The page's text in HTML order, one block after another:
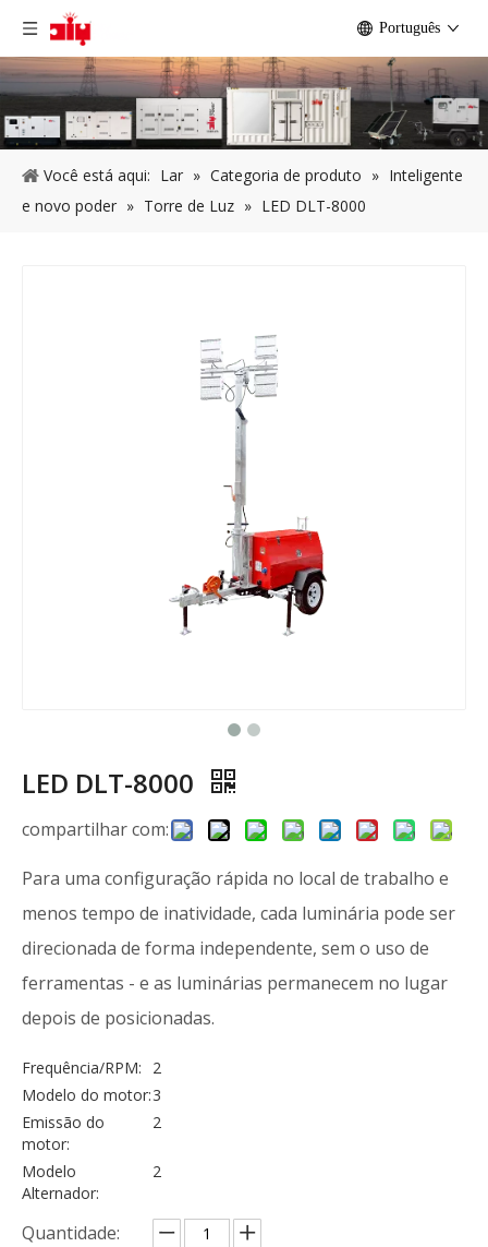
Português
Você está aqui: Lar » Categoria de produto » Inteligente
e novo poder » Torre de Luz » LED DLT-8000
LED DLT-8000
compartilhar com:
Para uma configuração rápida no local de trabalho e
menos tempo de inatividade, cada luminária pode ser
direcionada de forma independente, sem o uso de
ferramentas - e as luminárias permanecem no lugar
depois de posicionadas.
Frequência/RPM:
2
Modelo do motor:3
Emissão do
motor:
2
Modelo
Alternador:
2
Quantidade: